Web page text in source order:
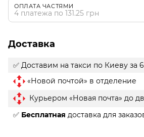
ОПЛАТА ЧАСТЯМИ
4 платежа по 131.25 грн
Доставка
✅ Доставим на такси по Киеву за
«Новой почтой» в отделение
Курьером «Новая почта» до
✅ Бесплатная доставка для